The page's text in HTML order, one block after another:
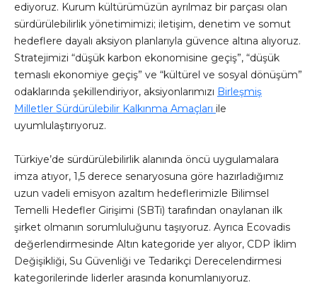
ediyoruz. Kurum kültürümüzün ayrılmaz bir parçası olan
sürdürülebilirlik yönetimimizi; iletişim, denetim ve somut
hedeflere dayalı aksiyon planlarıyla güvence altına alıyoruz.
Stratejimizi “düşük karbon ekonomisine geçiş”, “düşük
temaslı ekonomiye geçiş” ve “kültürel ve sosyal dönüşüm”
odaklarında şekillendiriyor, aksiyonlarımızı Birleşmiş
Milletler Sürdürülebilir Kalkınma Amaçları ile
uyumlulaştırıyoruz.
Türkiye’de sürdürülebilirlik alanında öncü uygulamalara
imza atıyor, 1,5 derece senaryosuna göre hazırladığımız
uzun vadeli emisyon azaltım hedeflerimizle Bilimsel
Temelli Hedefler Girişimi (SBTi) tarafından onaylanan ilk
şirket olmanın sorumluluğunu taşıyoruz. Ayrıca Ecovadis
değerlendirmesinde Altın kategoride yer alıyor, CDP İklim
Değişikliği, Su Güvenliği ve Tedarikçi Derecelendirmesi
kategorilerinde liderler arasında konumlanıyoruz.